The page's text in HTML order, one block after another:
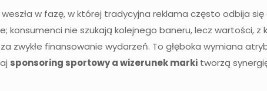
w fazę, w której tradycyjna reklama często odbija
konsumenci nie szukają kolejnego baneru, lecz wartości,
zwykłe finansowanie wydarzeń. To głęboka wymiana
sponsoring sportowy a wizerunek marki tworzą